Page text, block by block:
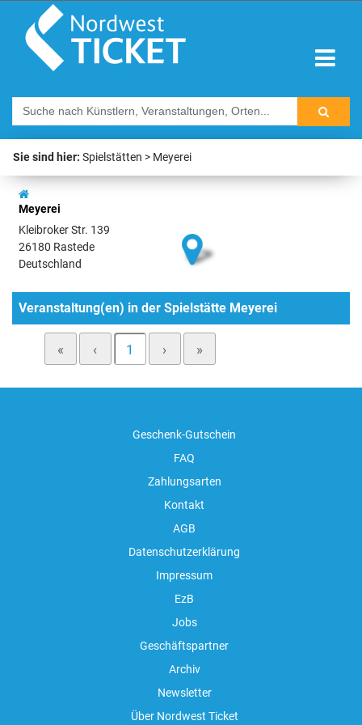
Sie sind hier: Spielstätten Meyerei
Meyerei
Kleibroker Str. 139
26180 Rastede
Deutschland
Veranstaltung(en) in der Spielstätte Meyerei
« ‹ 1 › »
Geschenk-Gutschein
FAQ
Zahlungsarten
Kontakt
AGB
Datenschutzerklärung
Impressum
EzB
Jobs
Geschäftspartner
Archiv
Newsletter
Über Nordwest Ticket